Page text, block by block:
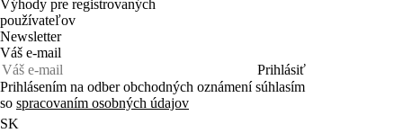
Výhody pre registrovaných
používateľov
Newsletter
Váš e-mail
Prihlásiť
Prihlásením na odber obchodných oznámení súhlasím
so spracovaním osobných údajov
SK